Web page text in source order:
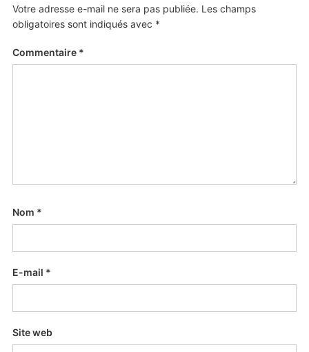
Votre adresse e-mail ne sera pas publiée. Les champs
obligatoires sont indiqués avec *
Commentaire *
Nom *
E-mail *
Site web